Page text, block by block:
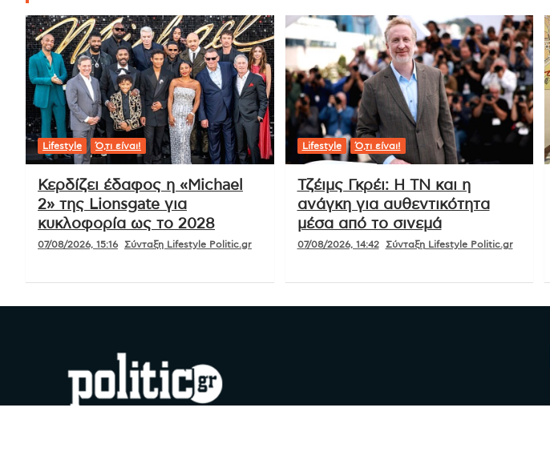
Lifestyle Ό,τι είναι!
Κερδίζει έδαφος η «Michael
2» της Lionsgate για
κυκλοφορία ως το 2028
07/08/2026, 15:16 Σύνταξη Lifestyle Politic.gr
Lifestyle Ό,τι είναι!
Τζέιμς Γκρέι: Η ΤΝ και η
ανάγκη για αυθεντικότητα
μέσα από το σινεμά
07/08/2026, 14:42 Σύνταξη Lifestyle Politic.gr